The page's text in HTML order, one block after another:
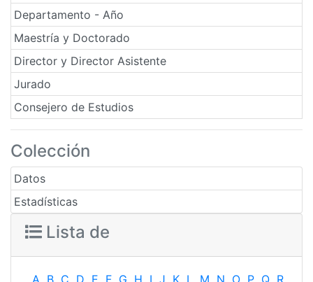
Departamento - Año
Maestría y Doctorado
Director y Director Asistente
Jurado
Consejero de Estudios
Colección
Datos
Estadísticas
Lista de